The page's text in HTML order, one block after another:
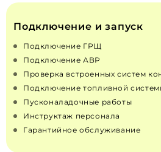
Подключение и запуск
Подключение ГРЩ
Подключение АВР
Проверка встроенных систем
Подключение топливной
Пусконаладочные работы
Инструктаж персонала
Гарантийное обслуживание